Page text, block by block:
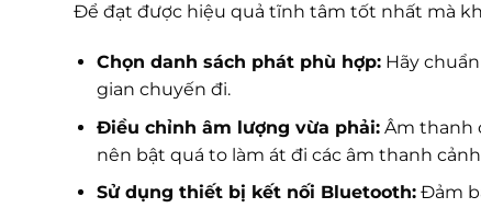
Để đạt được hiệu quả tĩnh tâm tốt nhất mà
Chọn danh sách phát phù hợp:Hãy
gian chuyến đi.
Điều chỉnh âm lượng vừa phải:Âm thanh
nên bật quá to làm át đi các âm thanh
Sử dụng thiết bị kết nối Bluetooth:Đảm